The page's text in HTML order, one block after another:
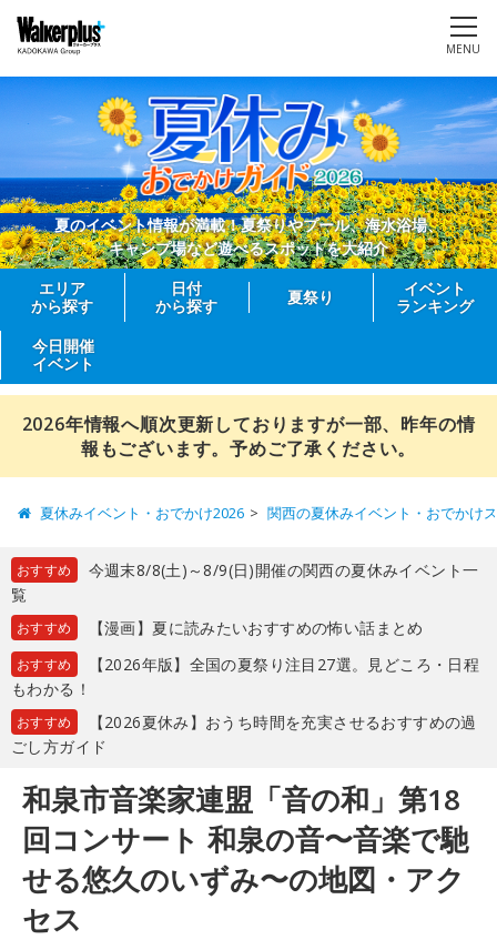
MENU
夏のイベント情報が満載！夏祭りやプール、海水浴場、
キャンプ場など遊べるスポットを大紹介
エリア
から探す
日付
から探す
夏祭り
イベント
ランキング
今日開催
イベント
2026年情報へ順次更新しておりますが一部、昨年の情
報もございます。予めご了承ください。
夏休みイベント・おでかけ2026 関西の夏休みイベント・おでかけ
おすすめ
今週末8/8(土)～8/9(日)開催の関西の夏休みイベント一
覧
おすすめ 【漫画】夏に読みたいおすすめの怖い話まとめ
おすすめ
【2026年版】全国の夏祭り注目27選。見どころ・日程
もわかる！
おすすめ
【2026夏休み】おうち時間を充実させるおすすめの過
ごし方ガイド
和泉市音楽家連盟「音の和」第18
回コンサート 和泉の音〜音楽で馳
せる悠久のいずみ〜の地図・アク
セス